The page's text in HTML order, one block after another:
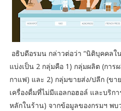
อธิบดีอรมน กล่าวต่อว่า “นิติบุคคล
แบ่งเป็น 2 กลุ่มคือ 1) กลุ่มผลิต (การ
กาแฟ) และ 2) กลุ่มขายส่ง/ปลีก (ขา
เครื่องดื่มที่ไม่มีแอลกอฮอล์ และบริก
หลักในร้าน) จากข้อมูลของกรมฯ พ